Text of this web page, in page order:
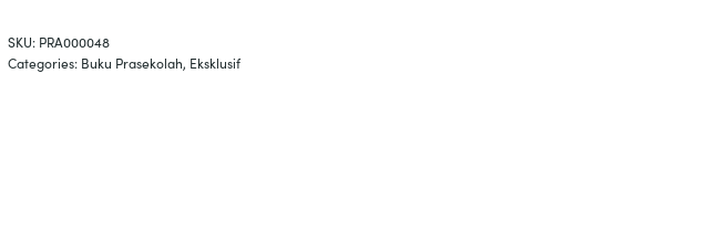
SKU: PRA000048
Categories: Buku Prasekolah, Eksklusif